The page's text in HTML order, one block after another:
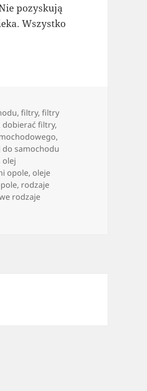
pozyskują
Wszystko
,filtry,filtry
dobierać filtry,
,
do samochodu
olej
opole, oleje
, rodzaje
rodzaje